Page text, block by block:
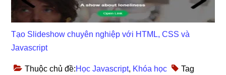
Tạo Slideshow chuyên nghiệp với HTML, CSS và
Javascript
Thuộc chủ đề:Học Javascript, Khóa học
Tag